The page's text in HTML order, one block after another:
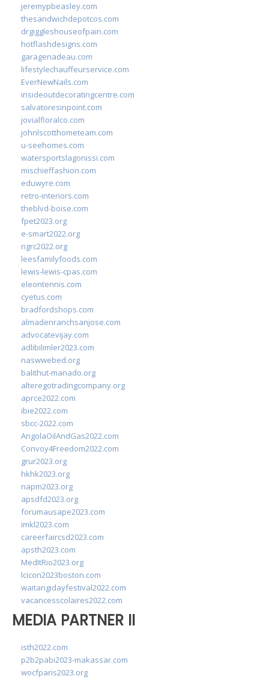
jeremypbeasley.com
thesandwichdepotcos.com
drgiggleshouseofpain.com
hotflashdesigns.com
garagenadeau.com
lifestylechauffeurservice.com
EverNewNails.com
insideoutdecoratingcentre.com
salvatoresinpoint.com
jovialfloralco.com
johnlscotthometeam.com
u-seehomes.com
watersportslagonissi.com
mischieffashion.com
eduwyre.com
retro-interiors.com
theblvd-boise.com
fpet2023.org
e-smart2022.org
ngrc2022.org
leesfamilyfoods.com
lewis-lewis-cpas.com
eleontennis.com
cyetus.com
bradfordshops.com
almadenranchsanjose.com
advocatevijay.com
adlibilimler2023.com
naswwebed.org
balithut-manado.org
alteregotradingcompany.org
aprce2022.com
ibie2022.com
sbcc-2022.com
AngolaOilAndGas2022.com
Convoy4Freedom2022.com
grur2023.org
hkhk2023.org
napm2023.org
apsdfd2023.org
forumausape2023.com
imkl2023.com
careerfaircsd2023.com
apsth2023.com
MedItRio2023.org
lcicon2023boston.com
waitangidayfestival2022.com
vacancesscolaires2022.com
MEDIA PARTNER II
isth2022.com
p2b2pabi2023-makassar.com
wocfparis2023.org